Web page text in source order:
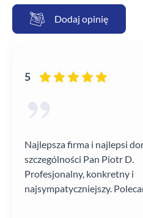
Dodaj opinię
5
Najlepsza firma i najlepsi
szczególności Pan Piotr D.
Profesjonalny, konkretny i
najsympatyczniejszy.